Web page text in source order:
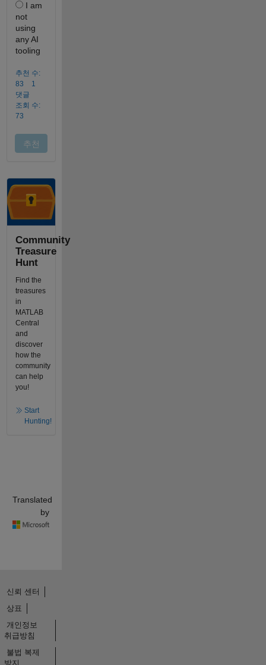
Community
Treasure
Hunt
Find the
treasures
in
MATLAB
Central
and
discover
how the
community
can help
you!
Start
Hunting!
Translated
by
신뢰 센터
상표
개인정보
취급방침
불법 복제
방지